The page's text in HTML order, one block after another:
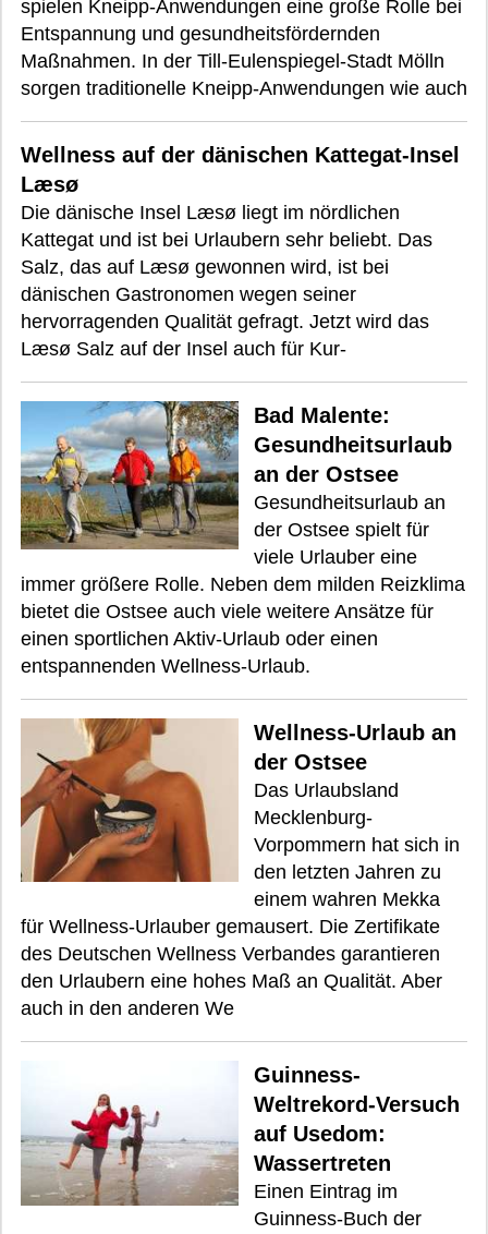
spielen Kneipp-Anwendungen eine große Rolle bei
Entspannung und gesundheitsfördernden
Maßnahmen. In der Till-Eulenspiegel-Stadt Mölln
sorgen traditionelle Kneipp-Anwendungen wie auch
Wellness auf der dänischen Kattegat-Insel
Læsø
Die dänische Insel Læsø liegt im nördlichen
Kattegat und ist bei Urlaubern sehr beliebt. Das
Salz, das auf Læsø gewonnen wird, ist bei
dänischen Gastronomen wegen seiner
hervorragenden Qualität gefragt. Jetzt wird das
Læsø Salz auf der Insel auch für Kur-
Bad Malente:
Gesundheitsurlaub
an der Ostsee
Gesundheitsurlaub an
der Ostsee spielt für
viele Urlauber eine
immer größere Rolle. Neben dem milden Reizklima
bietet die Ostsee auch viele weitere Ansätze für
einen sportlichen Aktiv-Urlaub oder einen
entspannenden Wellness-Urlaub.
Wellness-Urlaub an
der Ostsee
Das Urlaubsland
Mecklenburg-
Vorpommern hat sich in
den letzten Jahren zu
einem wahren Mekka
für Wellness-Urlauber gemausert. Die Zertifikate
des Deutschen Wellness Verbandes garantieren
den Urlaubern eine hohes Maß an Qualität. Aber
auch in den anderen We
Guinness-
Weltrekord-Versuch
auf Usedom:
Wassertreten
Einen Eintrag im
Guinness-Buch der